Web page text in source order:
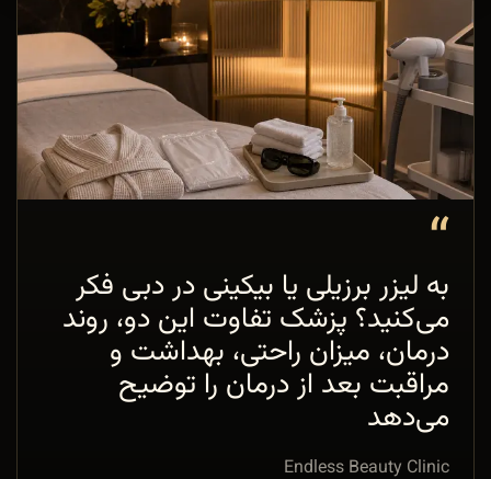
“
به لیزر برزیلی یا بیکینی در دبی فکر
می‌کنید؟ پزشک تفاوت این دو، روند
درمان، میزان راحتی، بهداشت و
مراقبت بعد از درمان را توضیح
می‌دهد
Endless Beauty Clinic